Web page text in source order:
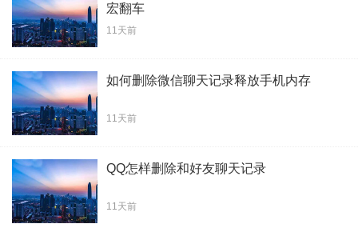
宏翻车
11天前
如何删除微信聊天记录释放手机内存
11天前
QQ怎样删除和好友聊天记录
11天前